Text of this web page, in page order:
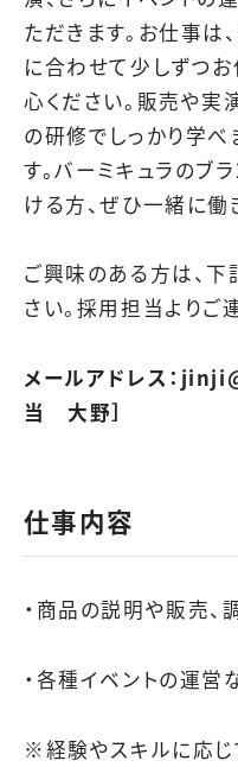
ただきます。お仕事は
に合わせて少しずつお
心ください。販売や実
の研修でしっかり学
す。バーミキュラのブ
ける方、ぜひ一緒に働
ご興味のある方は、下
さい。採用担当よりご
メールアドレス：
当 大野］
仕事内容
・商品の説明や販売、
・各種イベントの運営
※経験やスキルに応じ